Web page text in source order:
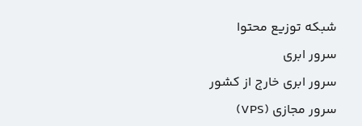
شبکه توزیع محتوا
سرور ابری
سرور ابری خارج از کشور
سرور مجازی (VPS)